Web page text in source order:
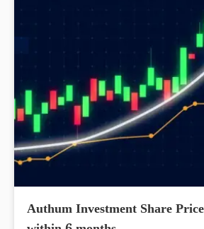
Authum Investment Share